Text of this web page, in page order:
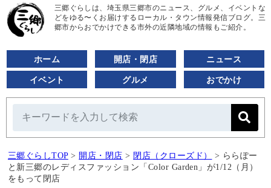
三郷ぐらしは、埼玉県三郷市のニュース、グルメ、イベントな
どをゆる〜くお届けするローカル・タウン情報発信ブログ。三
郷市からおでかけできる市外の近隣地域の情報もご紹介。
ホーム 開店・閉店 ニュース
イベント グルメ おでかけ
三郷ぐらしTOP > 開店・閉店 > 閉店（クローズド） > ららぽー
と新三郷のレディスファッション「Color Garden」が1/12（月）
をもって閉店